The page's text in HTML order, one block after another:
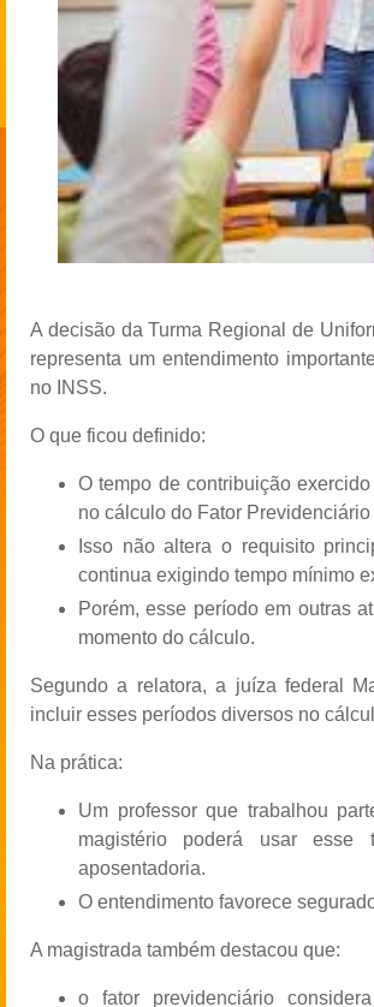
A decisão da Turma Regional de
representa um entendimento
no INSS.
O que ficou definido:
O tempo de contribuição
no cálculo do Fator
Isso não altera o requisito
continua exigindo tempo mínimo
Porém, esse período em outras
momento do cálculo.
Segundo a relatora, a juíza federal
incluir esses períodos diversos no
Na prática:
Um professor que trabalhou
magistério poderá usar
aposentadoria.
O entendimento favorece
A magistrada também destacou que:
o fator previdenciário